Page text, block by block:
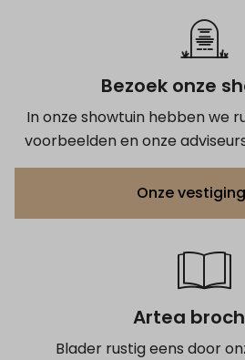
Bezoek onze
In onze showtuin hebben we
voorbeelden en onze
Onze
Artea
Blader rustig eens door